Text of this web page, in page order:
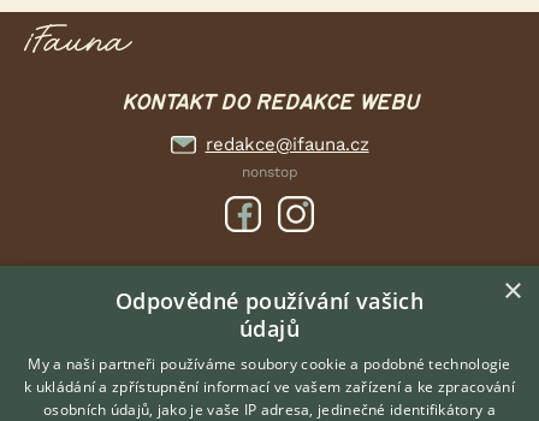
KONTAKT DO REDAKCE WEBU
redakce@ifauna.cz
nonstop
DOMOVSKÁ STRÁNKA
INZERCE
DISKUSE
ČLÁNKY
×
Odpovědné používání vašich
údajů
My a naši partneři používáme soubory cookie a podobné technologie
k ukládání a zpřístupnění informací ve vašem zařízení a ke zpracování
osobních údajů, jako je vaše IP adresa, jedinečné identifikátory a